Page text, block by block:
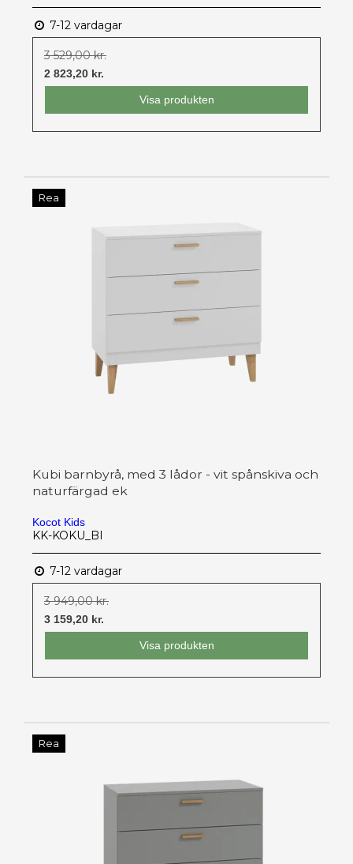
7-12 vardagar
3 529,00 kr.
2 823,20 kr.
Visa produkten
Rea
Kubi barnbyrå, med 3 lådor - vit spånskiva och
naturfärgad ek
Kocot Kids
KK-KOKU_BI
7-12 vardagar
3 949,00 kr.
3 159,20 kr.
Visa produkten
Rea